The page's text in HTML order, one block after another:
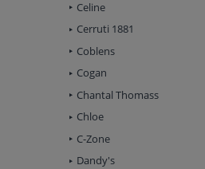
Celine
Cerruti 1881
Coblens
Cogan
Chantal Thomass
Chloe
C-Zone
Dandy's